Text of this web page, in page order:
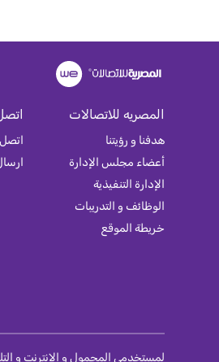
المصريه للاتصالات
هدفنا و رؤيتنا
أعضاء مجلس الإدارة
الإدارة التنفيذية
الوظائف و التدريبات
خريطة الموقع
اتصل